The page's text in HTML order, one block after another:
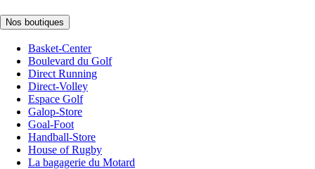
Nos boutiques
Basket-Center
Boulevard du Golf
Direct Running
Direct-Volley
Espace Golf
Galop-Store
Goal-Foot
Handball-Store
House of Rugby
La bagagerie du Motard